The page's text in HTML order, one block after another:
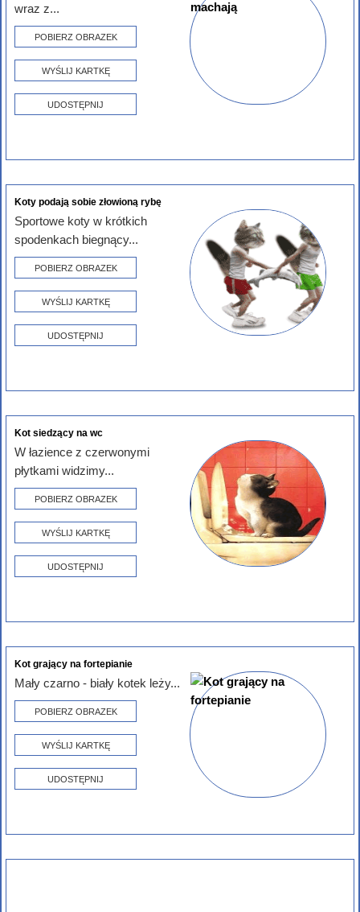
wraz z...
POBIERZ OBRAZEK
WYŚLIJ KARTKĘ
UDOSTĘPNIJ
Koty podają sobie złowioną rybę
Sportowe koty w krótkich
spodenkach biegnący...
POBIERZ OBRAZEK
WYŚLIJ KARTKĘ
UDOSTĘPNIJ
Kot siedzący na wc
W łazience z czerwonymi
płytkami widzimy...
POBIERZ OBRAZEK
WYŚLIJ KARTKĘ
UDOSTĘPNIJ
Kot grający na fortepianie
Mały czarno - biały kotek leży...
POBIERZ OBRAZEK
WYŚLIJ KARTKĘ
UDOSTĘPNIJ